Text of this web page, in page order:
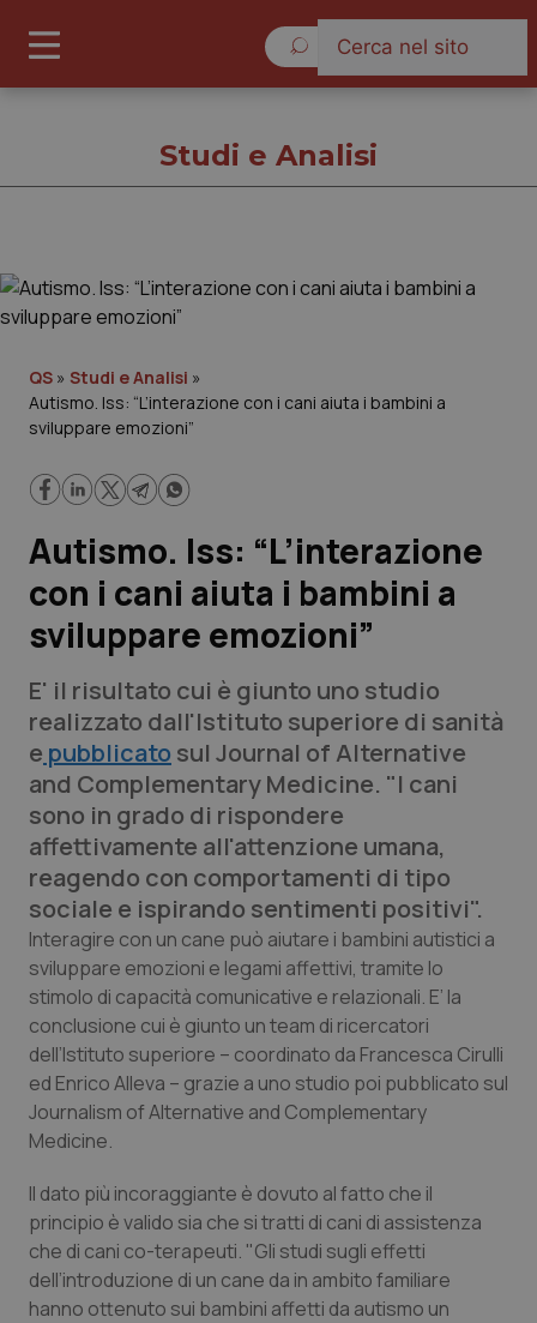
Governo e Parlamento
Regioni e Asl
Lavoro e Professioni
Scienza e Farmaci
Studi e Analisi
Lettere al direttore
Edizioni Regionali
QS Pro
Professionisti Sanitari.AI
Abruzzo
Basilicata
Calabria
Campania
Emilia-Romagna
Friuli Venezia Giulia
QS Pro Gold
Artrite & artrosi
Asma & BPCO
Car-T
Colesterolo & coronaropatie
Dermatite Atopica
QS Club Newsletter
Studi e Analisi
QS » Studi e Analisi »
Autismo. Iss: “L’interazione con i cani aiuta i bambini a
sviluppare emozioni”
Autismo. Iss: “L’interazione
con i cani aiuta i bambini a
sviluppare emozioni”
E' il risultato cui è giunto uno studio
realizzato dall'Istituto superiore di sanità
e pubblicato sul Journal of Alternative
and Complementary Medicine. "I cani
sono in grado di rispondere
affettivamente all'attenzione umana,
reagendo con comportamenti di tipo
sociale e ispirando sentimenti positivi".
Interagire con un cane può aiutare i bambini autistici a
sviluppare emozioni e legami affettivi, tramite lo
stimolo di capacità comunicative e relazionali. E’ la
conclusione cui è giunto un team di ricercatori
dell’Istituto superiore – coordinato da Francesca Cirulli
ed Enrico Alleva – grazie a uno studio poi pubblicato sul
Journalism of Alternative and Complementary
Medicine.
Il dato più incoraggiante è dovuto al fatto che il
principio è valido sia che si tratti di cani di assistenza
che di cani co-terapeuti. "Gli studi sugli effetti
dell’introduzione di un cane da in ambito familiare
hanno ottenuto sui bambini affetti da autismo un